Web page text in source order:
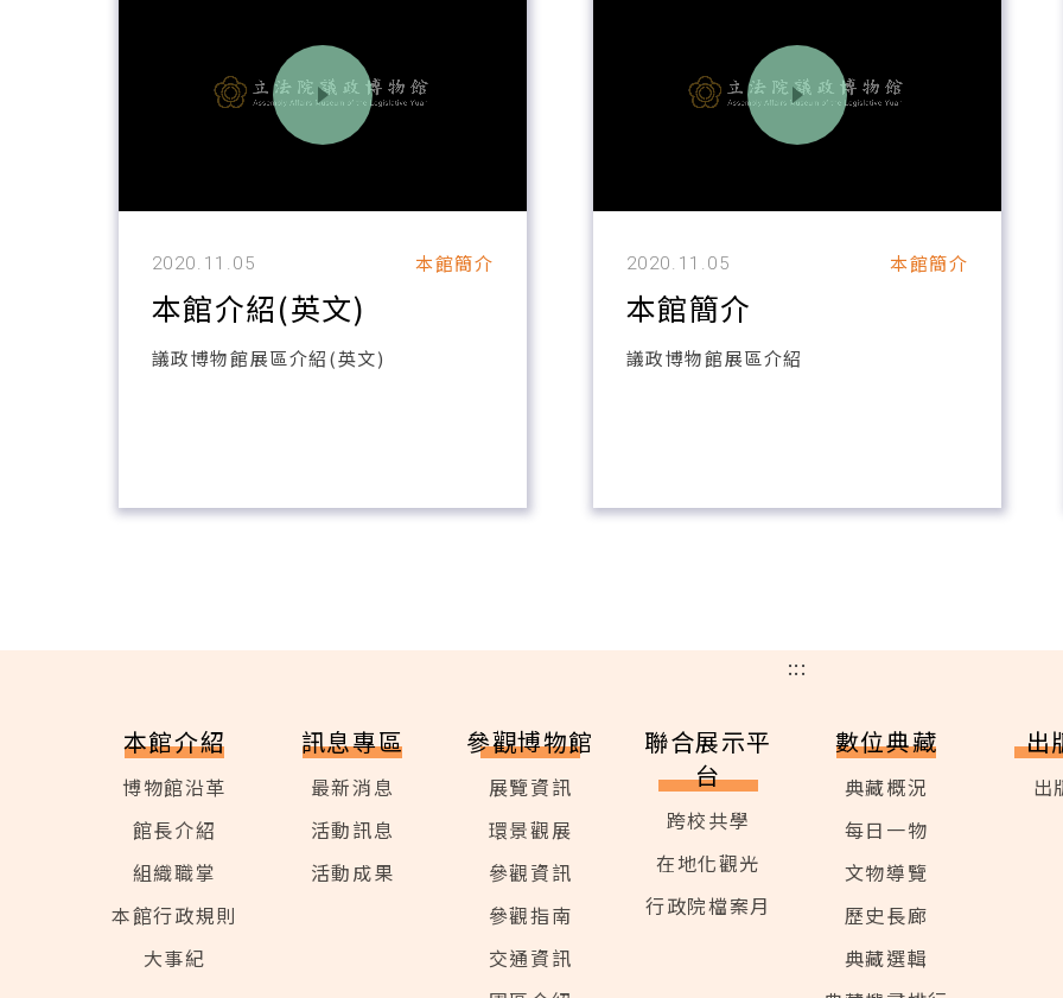
2020.11.05 本館簡介
本館介紹(英文)
議政博物館展區介紹(英文)
2020.11.05 本館簡介
本館簡介
議政博物館展區介紹
:::
本館介紹
博物館沿革
館長介紹
組織職掌
本館行政規則
大事紀
訊息專區
最新消息
活動訊息
活動成果
參觀博物館
展覽資訊
環景觀展
參觀資訊
參觀指南
交通資訊
聯合展示平
台
跨校共學
在地化觀光
行政院檔案月
數位典藏
典藏概況
每日一物
文物導覽
歷史長廊
典藏選輯
出
出